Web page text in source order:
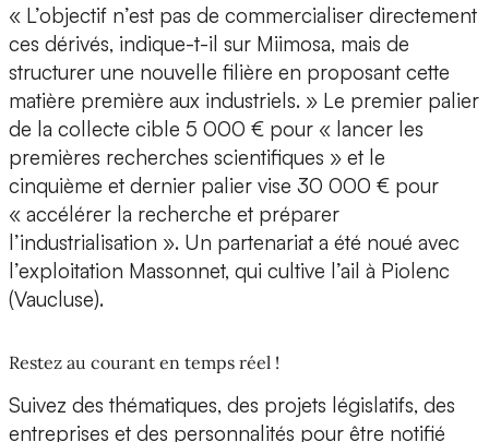
« L’objectif n’est pas de commercialiser directement
ces dérivés, indique-t-il sur Miimosa, mais de
structurer une nouvelle filière en proposant cette
matière première aux industriels. » Le premier palier
de la collecte cible 5 000 € pour « lancer les
premières recherches scientifiques » et le
cinquième et dernier palier vise 30 000 € pour
« accélérer la recherche et préparer
l’industrialisation ». Un partenariat a été noué avec
l’exploitation Massonnet, qui cultive l’ail à Piolenc
(Vaucluse).
Restez au courant en temps réel !
Suivez des thématiques, des projets législatifs, des
entreprises et des personnalités pour être notifié